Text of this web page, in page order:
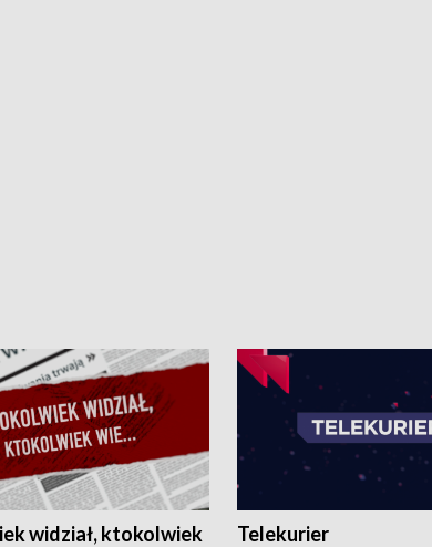
widział, ktokolwiek
Telekurier